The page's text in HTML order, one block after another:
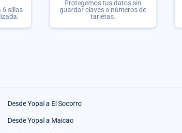
6 sillas
Protegemos tus datos sin
guardar claves o números de
tarjetas.
Desde Yopal a El Socorro
Desde Yopal a Maicao